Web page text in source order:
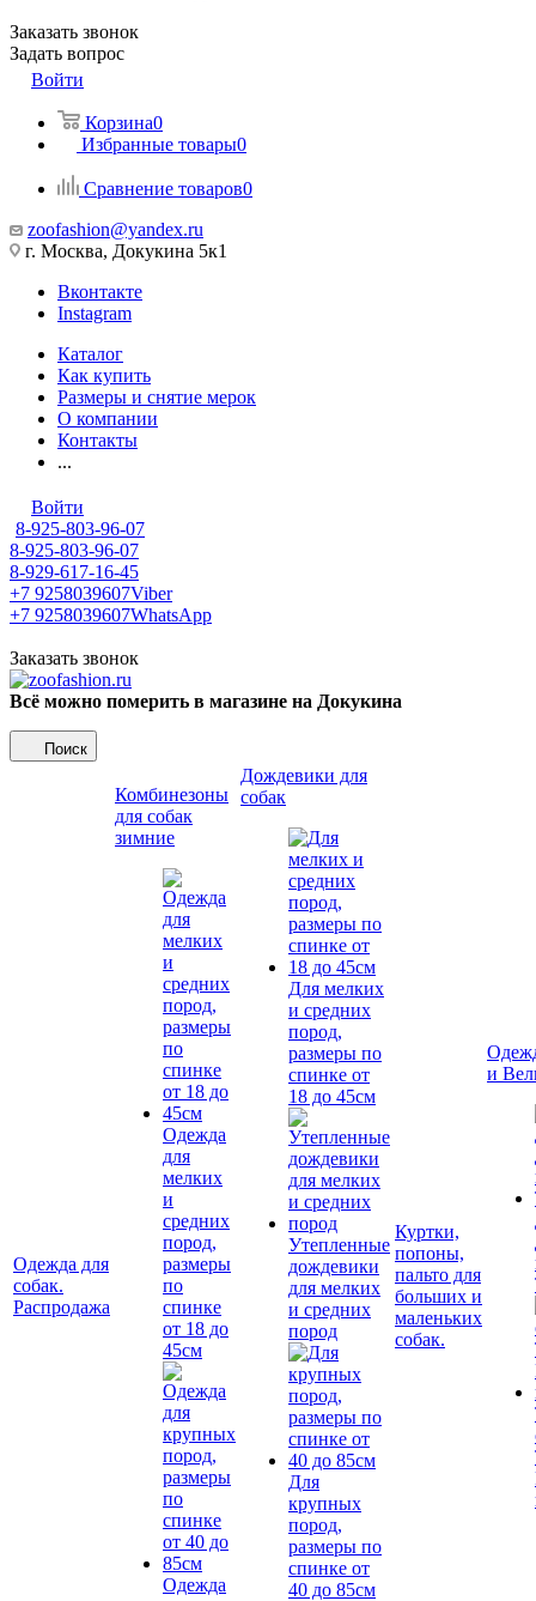
Заказать звонок
Задать вопрос
Войти
Корзина0
Избранные товары0
Сравнение товаров0
zoofashion@yandex.ru
г. Москва, Докукина 5к1
Вконтакте
Instagram
Каталог
Как купить
Размеры и снятие мерок
О компании
Контакты
...
Войти
8-925-803-96-07
8-925-803-96-07
8-929-617-16-45
+7 9258039607Viber
+7 9258039607WhatsApp
Заказать звонок
Всё можно померить в магазине на Докукина
Поиск
Одежда для
собак.
Распродажа
Комбинезоны
для собак
зимние
Одежда
для
мелких
и
средних
пород,
размеры
по
спинке
от 18 до
45см
Одежда
Дождевики для
собак
Для мелких
и средних
пород,
размеры по
спинке от
18 до 45см
Утепленные
дождевики
для мелких
и средних
пород
Для
крупных
пород,
размеры по
спинке от
40 до 85см
Куртки,
попоны,
пальто для
больших и
маленьких
собак.
и